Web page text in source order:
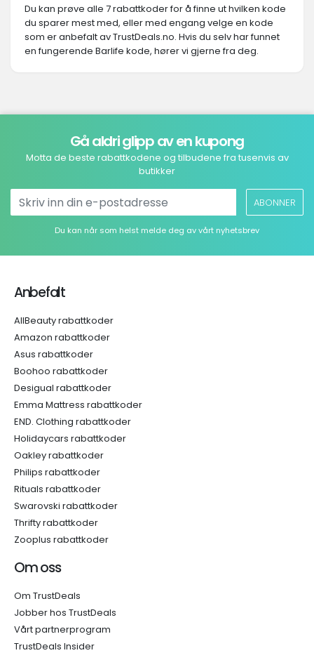
Du kan prøve alle 7 rabattkoder for å finne ut hvilken kode
du sparer mest med, eller med engang velge en kode
som er anbefalt av TrustDeals.no. Hvis du selv har funnet
en fungerende Barlife kode, hører vi gjerne fra deg.
Gå aldri glipp av en kupong
Motta de beste rabattkodene og tilbudene fra tusenvis av
butikker
ABONNER
Du kan når som helst melde deg av vårt nyhetsbrev
Anbefalt
AllBeauty rabattkoder
Amazon rabattkoder
Asus rabattkoder
Boohoo rabattkoder
Desigual rabattkoder
Emma Mattress rabattkoder
END. Clothing rabattkoder
Holidaycars rabattkoder
Oakley rabattkoder
Philips rabattkoder
Rituals rabattkoder
Swarovski rabattkoder
Thrifty rabattkoder
Zooplus rabattkoder
Om oss
Om TrustDeals
Jobber hos TrustDeals
Vårt partnerprogram
TrustDeals Insider